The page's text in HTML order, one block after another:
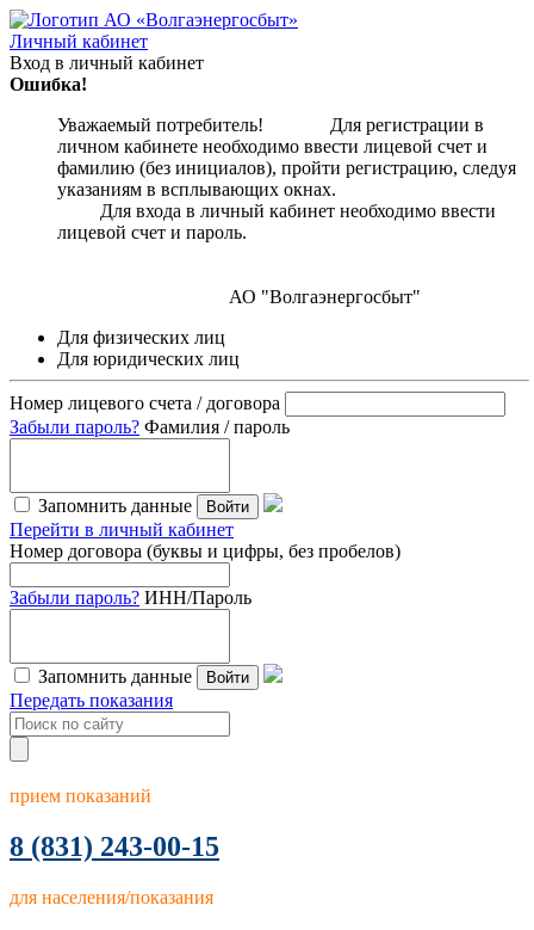
Личный кабинет
Вход в личный кабинет
Ошибка!
Уважаемый потребитель! Для регистрации в
личном кабинете необходимо ввести лицевой счет и
фамилию (без инициалов), пройти регистрацию, следуя
указаниям в всплывающих окнах.
Для входа в личный кабинет необходимо ввести
лицевой счет и пароль.
АО "Волгаэнергосбыт"
Для физических лиц
Для юридических лиц
Номер лицевого счета / договора
Забыли пароль? Фамилия / пароль
Запомнить данные Войти
Перейти в личный кабинет
Номер договора (буквы и цифры, без пробелов)
Забыли пароль? ИНН/Пароль
Запомнить данные Войти
Передать показания
прием показаний
8 (831) 243-00-15
для населения/показания